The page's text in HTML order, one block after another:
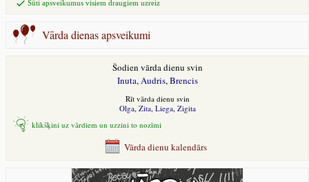
Sūti apsveikumus visiem draugiem uzreiz
Vārda dienas apsveikumi
Šodien vārda dienu svin
Inuta,Audris,Brencis
Rīt vārda dienu svin
Olga, Zita, Liega, Zigita
klikšķini uz vārdiem un uzzini to nozīmi
Vārda dienu kalendārs